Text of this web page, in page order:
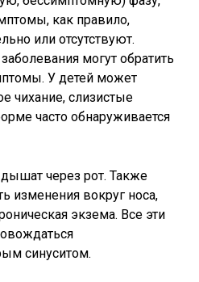
как правило,
или отсутствуют.
могут обратить
У детей может
чихание, слизистые
часто обнаруживается
через рот. Также
изменения вокруг носа,
экзема. Все эти
синуситом.